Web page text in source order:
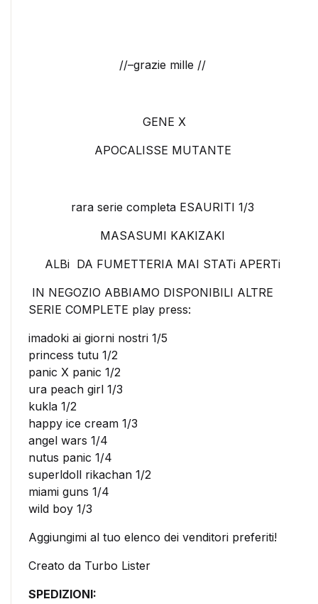
//–grazie mille //
GENE X
APOCALISSE MUTANTE
rara serie completa ESAURITI 1/3
MASASUMI KAKIZAKI
ALBi DA FUMETTERIA MAI STATi APERTi
IN NEGOZIO ABBIAMO DISPONIBILI ALTRE
SERIE COMPLETE play press:
imadoki ai giorni nostri 1/5
princess tutu 1/2
panic X panic 1/2
ura peach girl 1/3
kukla 1/2
happy ice cream 1/3
angel wars 1/4
nutus panic 1/4
superldoll rikachan 1/2
miami guns 1/4
wild boy 1/3
Aggiungimi al tuo elenco dei venditori preferiti!
Creato da Turbo Lister
SPEDIZIONI: